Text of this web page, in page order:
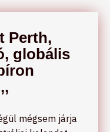
Perth,
globális
mégsem járja